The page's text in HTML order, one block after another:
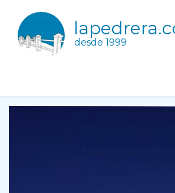
desde 1999
La Compartida